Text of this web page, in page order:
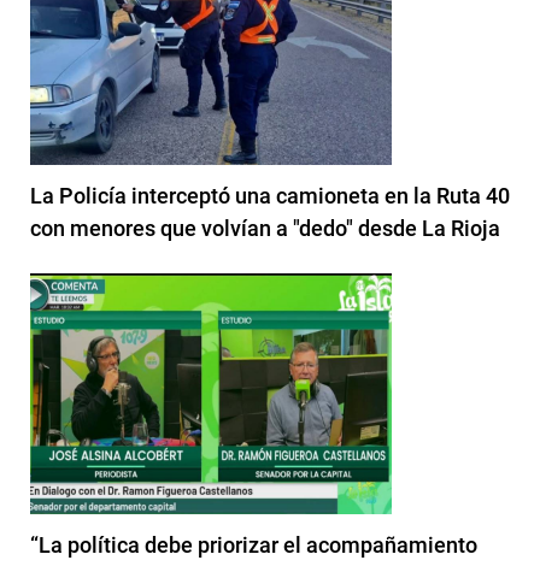
La Policía interceptó una camioneta en la Ruta 40
con menores que volvían a "dedo" desde La Rioja
“La política debe priorizar el acompañamiento